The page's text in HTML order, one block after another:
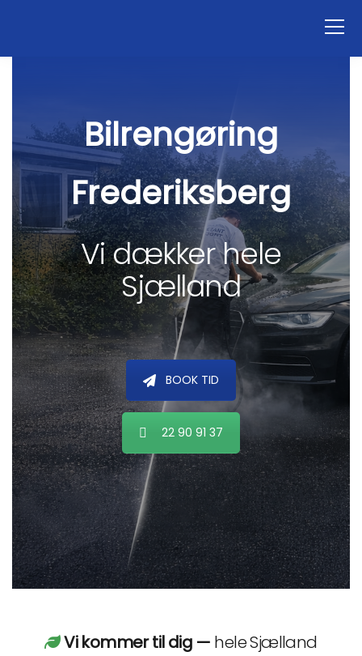
Bilrengøring
Frederiksberg
Vi dækker hele
Sjælland
BOOK TID
22 90 91 37
Vi kommer til dig — hele Sjælland